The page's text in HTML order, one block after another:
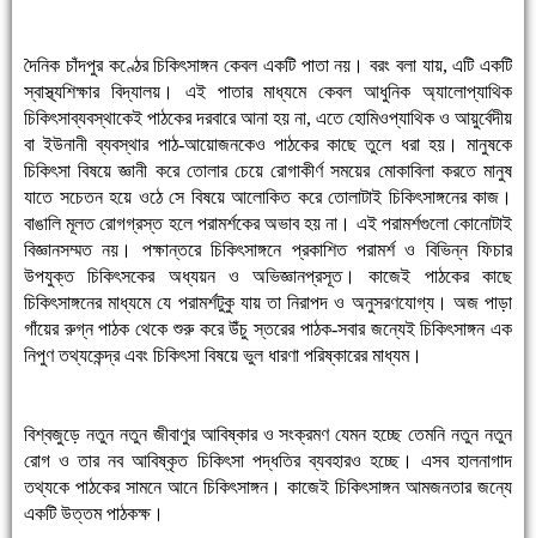
দৈনিক চাঁদপুর কণ্ঠের চিকিৎসাঙ্গন কেবল একটি পাতা নয়। বরং বলা যায়, এটি একটি
স্বাস্থ্যশিক্ষার বিদ্যালয়। এই পাতার মাধ্যমে কেবল আধুনিক অ্যালোপ্যাথিক
চিকিৎসাব্যবস্থাকেই পাঠকের দরবারে আনা হয় না, এতে হোমিওপ্যাথিক ও আয়ুর্বেদীয়
বা ইউনানী ব্যবস্থার পাঠ-আয়োজনকেও পাঠকের কাছে তুলে ধরা হয়। মানুষকে
চিকিৎসা বিষয়ে জ্ঞানী করে তোলার চেয়ে রোগাকীর্ণ সময়ের মোকাবিলা করতে মানুষ
যাতে সচেতন হয়ে ওঠে সে বিষয়ে আলোকিত করে তোলাটাই চিকিৎসাঙ্গনের কাজ।
বাঙালি মূলত রোগগ্রস্ত হলে পরামর্শকের অভাব হয় না। এই পরামর্শগুলো কোনোটাই
বিজ্ঞানসম্মত নয়। পক্ষান্তরে চিকিৎসাঙ্গনে প্রকাশিত পরামর্শ ও বিভিন্ন ফিচার
উপযুক্ত চিকিৎসকের অধ্যয়ন ও অভিজ্ঞানপ্রসূত। কাজেই পাঠকের কাছে
চিকিৎসাঙ্গনের মাধ্যমে যে পরামর্শটুকু যায় তা নিরাপদ ও অনুসরণযোগ্য। অজ পাড়া
গাঁয়ের রুগ্ন পাঠক থেকে শুরু করে উঁচু স্তরের পাঠক-সবার জন্যেই চিকিৎসাঙ্গন এক
নিপুণ তথ্যকেন্দ্র এবং চিকিৎসা বিষয়ে ভুল ধারণা পরিষ্কারের মাধ্যম।
বিশ্বজুড়ে নতুন নতুন জীবাণুর আবিষ্কার ও সংক্রমণ যেমন হচ্ছে তেমনি নতুন নতুন
রোগ ও তার নব আবিষ্কৃত চিকিৎসা পদ্ধতির ব্যবহারও হচ্ছে। এসব হালনাগাদ
তথ্যকে পাঠকের সামনে আনে চিকিৎসাঙ্গন। কাজেই চিকিৎসাঙ্গন আমজনতার জন্যে
একটি উত্তম পাঠকক্ষ।